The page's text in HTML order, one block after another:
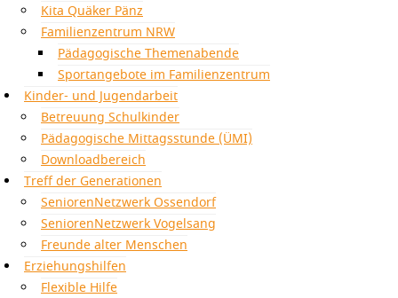
Kita Quäker Pänz
Familienzentrum NRW
Pädagogische Themenabende
Sportangebote im Familienzentrum
Kinder- und Jugendarbeit
Betreuung Schulkinder
Pädagogische Mittagsstunde (ÜMI)
Downloadbereich
Treff der Generationen
SeniorenNetzwerk Ossendorf
SeniorenNetzwerk Vogelsang
Freunde alter Menschen
Erziehungshilfen
Flexible Hilfe